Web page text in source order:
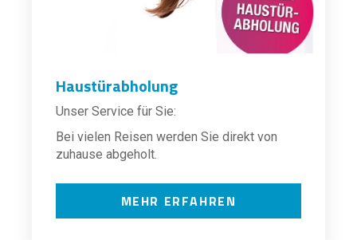
Haustürabholung
Unser Service für Sie:
Bei vielen Reisen werden Sie direkt von
zuhause abgeholt.
MEHR ERFAHREN